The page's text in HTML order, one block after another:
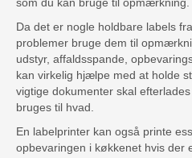
Da det er nogle holdbare labels
problemer bruge dem til
udstyr, affaldsspande,
kan virkelig hjælpe med at holde
vigtige dokumenter skal
bruges til hvad.
En labelprinter kan også printe
opbevaringen i køkkenet hvis der